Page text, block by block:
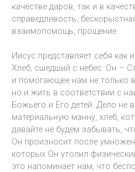
качестве даров, так и в
справедливость,
взаимопомощь, прощение.
Иисус представляет себя как
Хлеб, сшедший с небес: Он –
и помогающее нам не только
но и жить в соответствии с
Божьего и Его детей. Дело не
материальную манну, хлеб,
давайте не будем забывать,
Он произносит после
которых Он утолил
это напоминает нам, что